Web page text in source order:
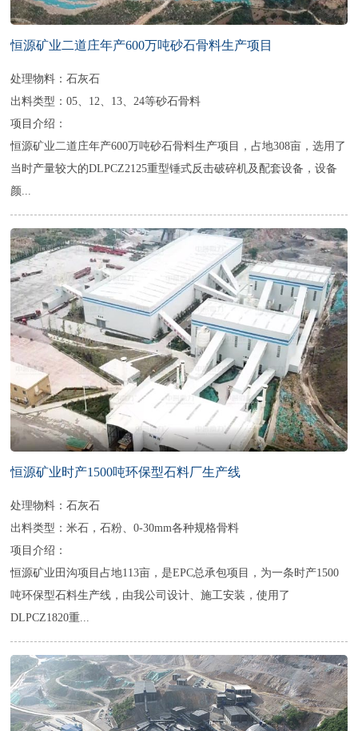
恒源矿业二道庄年产600万吨砂石骨料生产项目
处理物料：石灰石
出料类型：05、12、13、24等砂石骨料
项目介绍：
恒源矿业二道庄年产600万吨砂石骨料生产项目，占地308亩，选用了
当时产量较大的DLPCZ2125重型锤式反击破碎机及配套设备，设备
颜...
恒源矿业时产1500吨环保型石料厂生产线
处理物料：石灰石
出料类型：米石，石粉、0-30mm各种规格骨料
项目介绍：
恒源矿业田沟项目占地113亩，是EPC总承包项目，为一条时产1500
吨环保型石料生产线，由我公司设计、施工安装，使用了
DLPCZ1820重...